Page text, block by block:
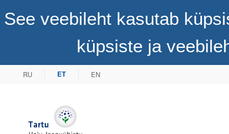
See veebileht kasutab
küpsiste ja
RU ET EN